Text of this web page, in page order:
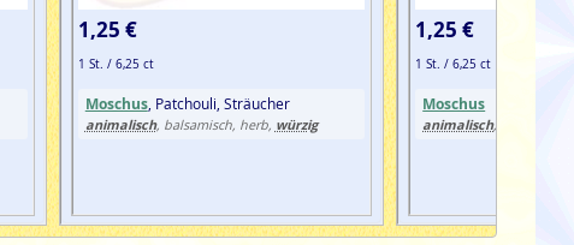
1,25 €
1 St. / 6,25 ct
Moschus, Patchouli, Sträucher
animalisch, balsamisch, herb, würzig
1,25 €
1 St. / 6,25 ct
Moschus
animalisch,